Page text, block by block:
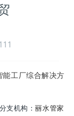
能工厂综合解决方
支机构： 丽水管家